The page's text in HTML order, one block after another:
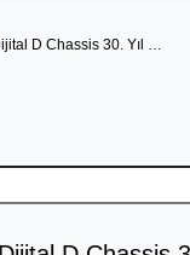
PlayStation 5 Dijital D Chassis 30. Yıl Özel Seri